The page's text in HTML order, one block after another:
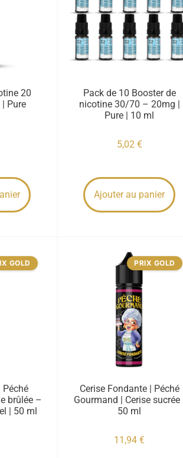
20
Pure
Pack de 10 Booster de
nicotine 30/70 – 20mg |
Pure | 10 ml
5,02 €
Ajouter au panier
GOLD
Péché
brûlée –
| 50 ml
PRIX GOLD
Cerise Fondante | Péché
Gourmand | Cerise sucrée |
50 ml
11,94€